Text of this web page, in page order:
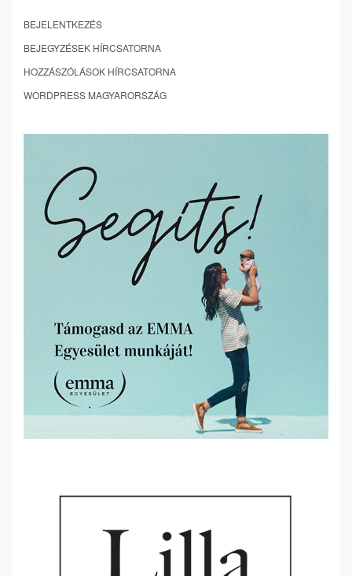
BEJELENTKEZÉS
BEJEGYZÉSEK HÍRCSATORNA
HOZZÁSZÓLÁSOK HÍRCSATORNA
WORDPRESS MAGYARORSZÁG